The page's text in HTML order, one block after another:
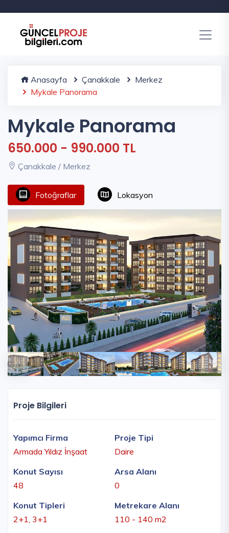
Anasayfa Çanakkale
Merkez
Mykale Panorama
Mykale Panorama
650.000 - 990.000 TL
Çanakkale / Merkez
Fotoğraflar Lokasyon
Proje Bilgileri
Yapımcı Firma
Armada Yıldız İnşaat
Proje Tipi
Daire
Konut Sayısı
48
Arsa Alanı
0
Konut Tipleri
2+1, 3+1
Metrekare Alanı
110 - 140 m2